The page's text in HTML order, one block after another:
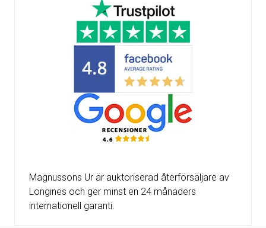
Magnussons Ur är auktoriserad återförsäljare av
Longines och ger minst en 24 månaders
internationell garanti.